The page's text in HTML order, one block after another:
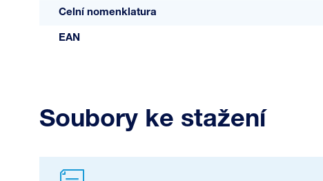
Celní nomenklatura
EAN
Soubory ke stažení